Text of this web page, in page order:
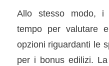
Allo stesso modo, i
tempo per valutare
opzioni riguardanti le
per i bonus edilizi.